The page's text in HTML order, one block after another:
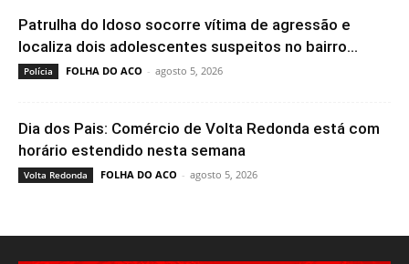
Patrulha do Idoso socorre vítima de agressão e
localiza dois adolescentes suspeitos no bairro...
Polícia FOLHA DO ACO - agosto 5, 2026
Dia dos Pais: Comércio de Volta Redonda está com
horário estendido nesta semana
Volta Redonda FOLHA DO ACO - agosto 5, 2026